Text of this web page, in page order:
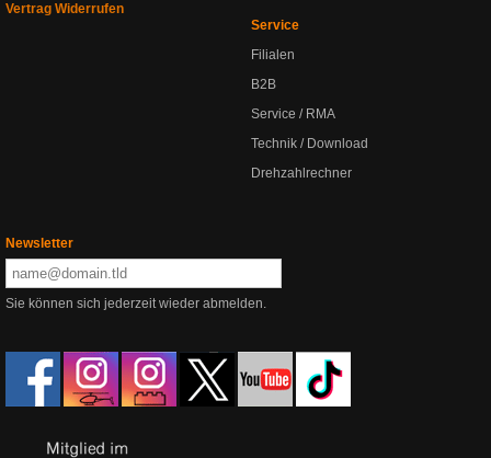
Vertrag Widerrufen
Service
Filialen
B2B
Service / RMA
Technik / Download
Drehzahlrechner
Newsletter
Sie können sich jederzeit wieder abmelden.